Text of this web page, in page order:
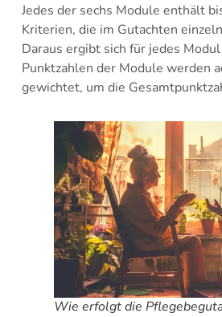
Jedes der sechs Module enthält
Kriterien, die im Gutachten
Daraus ergibt sich für jedes
Punktzahlen der Module werden
gewichtet, um die
Wie erfolgt die